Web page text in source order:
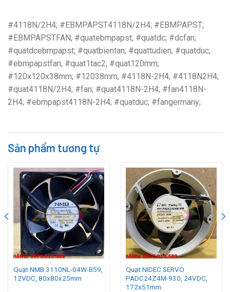
#4118N/2H4; #EBMPAPST4118N/2H4; #EBMPAPST;
#EBMPAPSTFAN; #quatebmpapst; #quatdc; #dcfan;
#quatdcebmpapst; #quatbientan; #quattudien; #quatduc;
#ebmpapstfan; #quat1tac2; #quat120mm;
#120x120x38mm; #12038mm; #4118N-2H4; #4118N2H4;
#quat4118N/2H4; #fan; #quat4118N-2H4; #fan4118N-
2H4; #ebmpapst4118N-2H4; #quatduc; #fangermany;
Sản phẩm tương tự
Quạt NMB 3110NL-04W-B59,
12VDC, 80x80x25mm
Quạt NIDEC SERVO
PADC24Z4M-930, 24VDC,
172x51mm